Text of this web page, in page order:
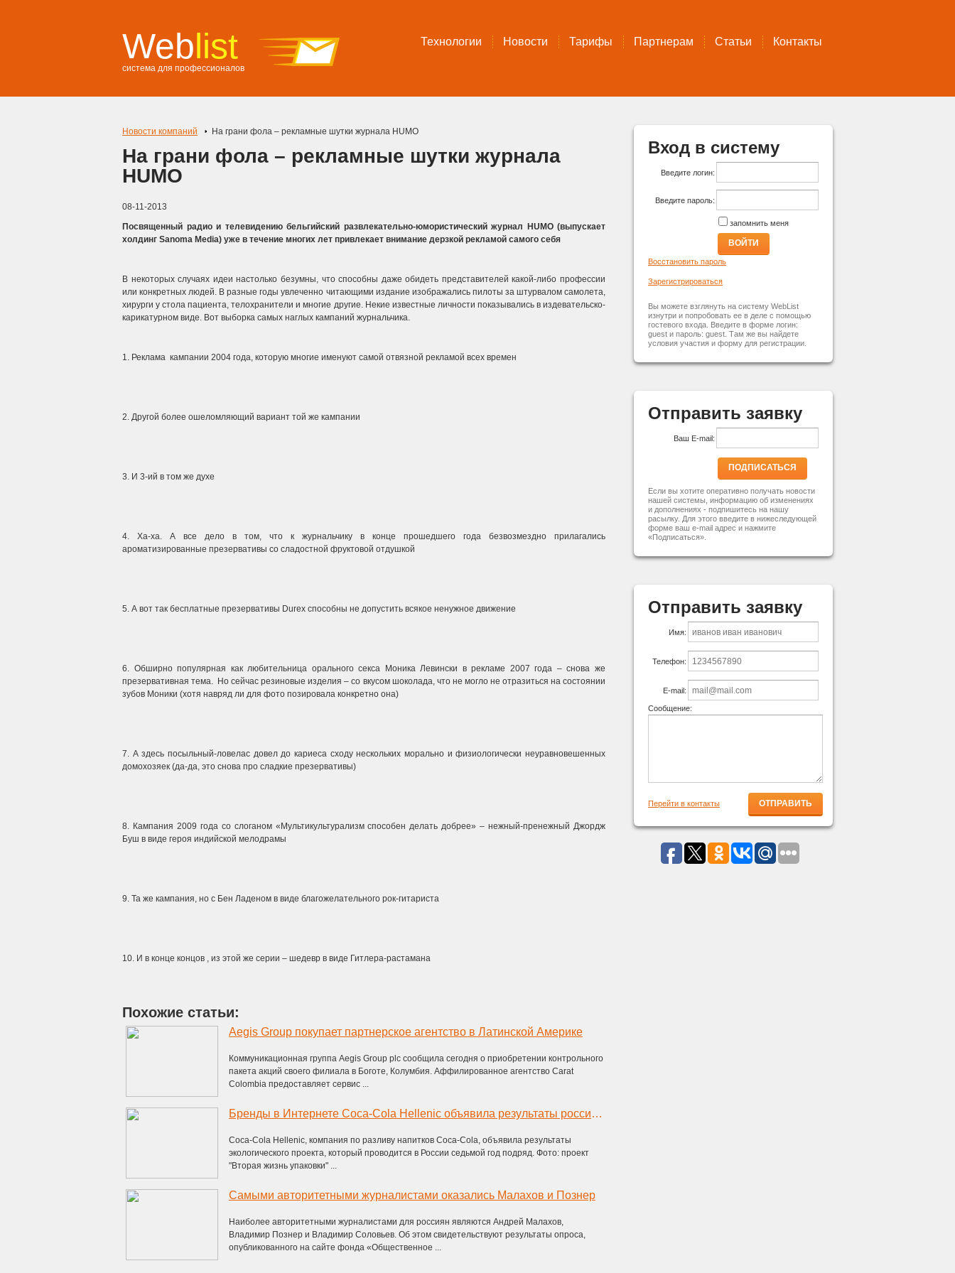
Weblist
система для профессионалов
Технологии Новости Тарифы Партнерам Статьи Контакты
Новости компаний На грани фола – рекламные шутки журнала HUMO
На грани фола – рекламные шутки журнала
HUMO
08-11-2013
Посвященный радио и телевидению бельгийский развлекательно-юмористический журнал HUMO (выпускает
холдинг Sanoma Media) уже в течение многих лет привлекает внимание дерзкой рекламой самого себя
В некоторых случаях идеи настолько безумны, что способны даже обидеть представителей какой-либо профессии
или конкретных людей. В разные годы увлеченно читающими издание изображались пилоты за штурвалом самолета,
хирурги у стола пациента, телохранители и многие другие.Некие известные личности показывались в издевательско-
карикатурном виде. Вот выборка самых наглых кампаний журнальчика.
1. Реклама кампании 2004 года, которую многие именуют самой отвязной рекламой всех времен
2. Другой более ошеломляющий вариант той же кампании
3. И 3-ий в том же духе
4. Ха-ха. А все дело в том, что к журнальчику в конце прошедшего года безвозмездно прилагались
ароматизированные презервативы со сладостной фруктовой отдушкой
5. А вот так бесплатные презервативы Durex способны не допустить всякое ненужное движение
6. Обширно популярная как любительница орального секса Моника Левински в рекламе 2007 года – снова же
презервативная тема. Но сейчас резиновые изделия – со вкусом шоколада, что не могло не отразиться на состоянии
зубов Моники (хотя навряд ли для фото позировала конкретно она)
7. А здесь посыльный-ловелас довел до кариеса сходу нескольких морально и физиологически неуравновешенных
домохозяек (да-да, это снова про сладкие презервативы)
8. Кампания 2009 года со слоганом «Мультикультурализм способен делать добрее» – нежный-пренежный Джордж
Буш в виде героя индийской мелодрамы
9. Та же кампания, но с Бен Ладеном в виде благожелательного рок-гитариста
10. И в конце концов , из этой же серии – шедевр в виде Гитлера-растамана
Похожие статьи:
Aegis Group покупает партнерское агентство в Латинской Америке
Коммуникационная группа Aegis Group plc сообщила сегодня о приобретении контрольного
пакета акций своего филиала в Боготе, Колумбия. Аффилированное агентство Carat
Colombia предоставляет сервис ...
Бренды в Интернете Coca-Cola Hellenic объявила результаты российского эко-проекта «Вторая жизнь упаковки»
Coca-Cola Hellenic, компания по разливу напитков Coca-Cola, объявила результаты
экологического проекта, который проводится в России седьмой год подряд. Фото: проект
"Вторая жизнь упаковки" ...
Самыми авторитетными журналистами оказались Малахов и Познер
Наиболее авторитетными журналистами для россиян являются Андрей Малахов,
Владимир Познер и Владимир Соловьев. Об этом свидетельствуют результаты опроса,
опубликованного на сайте фонда «Общественное ...
Вход в систему
Введите логин:
Введите пароль:
запомнить меня
ВОЙТИ
Восстановить пароль
Зарегистрироваться
Вы можете взглянуть на систему WebList
изнутри и попробовать ее в деле с помощью
гостевого входа. Введите в форме логин:
guest и пароль: guest. Там же вы найдете
условия участия и форму для регистрации.
Отправить заявку
Ваш E-mail:
ПОДПИСАТЬСЯ
Если вы хотите оперативно получать новости
нашей системы, информацию об изменениях
и дополнениях - подпишитесь на нашу
расылку. Для этого введите в нижеследующей
форме ваш e-mail адрес и нажмите
«Подписаться».
Отправить заявку
Имя:
Телефон:
E-mail:
Сообщение:
Перейти в контакты